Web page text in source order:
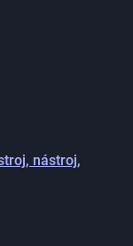
nástroj,